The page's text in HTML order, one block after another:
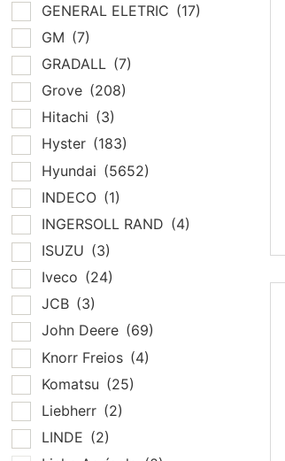
GENERAL ELETRIC (17)
GM (7)
GRADALL (7)
Grove (208)
Hitachi (3)
Hyster (183)
Hyundai (5652)
INDECO (1)
INGERSOLL RAND (4)
ISUZU (3)
Iveco (24)
JCB (3)
John Deere (69)
Knorr Freios (4)
Komatsu (25)
Liebherr (2)
LINDE (2)